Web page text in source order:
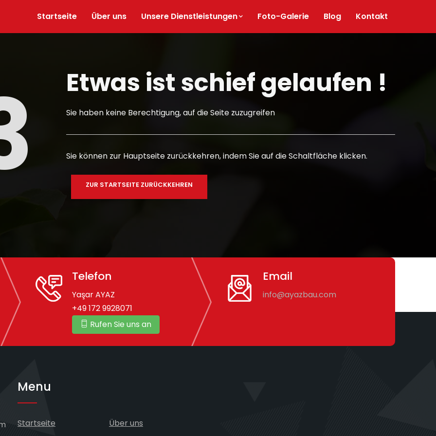
Startseite Über uns Unsere Dienstleistungen Foto-Galerie Blog Kontakt
Etwas ist schief gelaufen !
Sie haben keine Berechtigung, auf die Seite zuzugreifen
Sie können zur Hauptseite zurückkehren, indem Sie auf die Schaltfläche klicken.
ZUR STARTSEITE ZURÜCKKEHREN
Telefon
Yaşar AYAZ
+49 172 9928071
Rufen Sie uns an
Email
info@ayazbau.com
Menu
Startseite
Über uns